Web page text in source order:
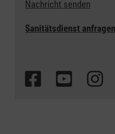
Nachricht senden
Sanitätsdienst anfragen